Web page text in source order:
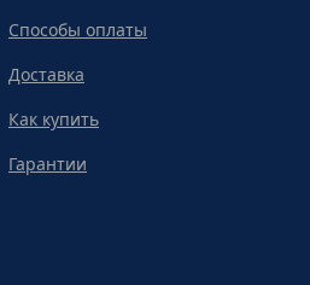
Способы оплаты
Доставка
Как купить
Гарантии